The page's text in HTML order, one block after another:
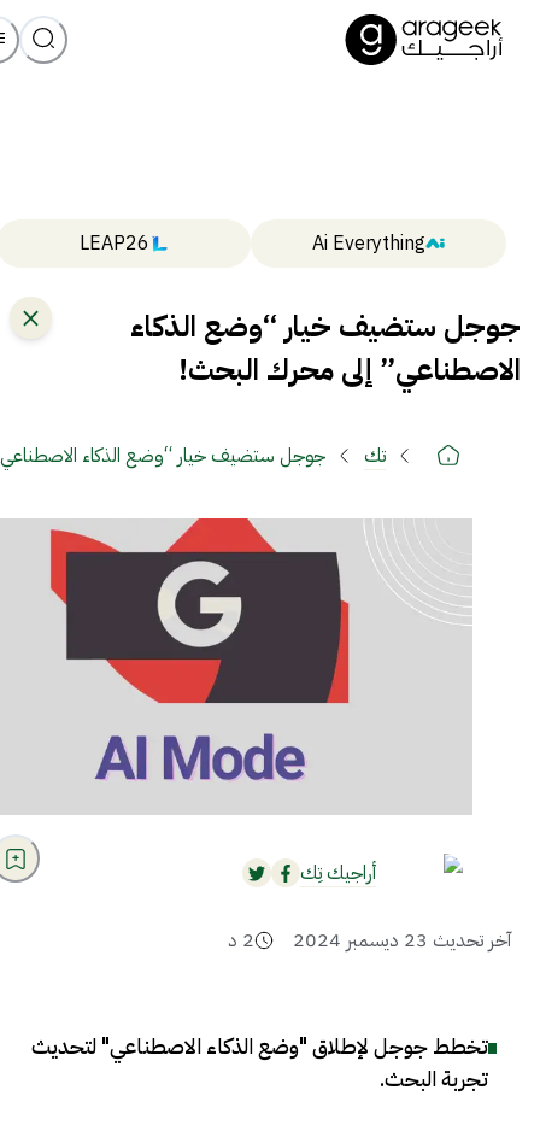
Ai Everything
LEAP26
جوجل ستضيف خيار “وضع الذكاء
الاصطناعي” إلى محرك البحث!
تك جوجل ستضيف خيار “وضع الذكاء
أراجيك تِك
آخر تحديث 23 ديسمبر 2024 2 د
تخطط جوجل لإطلاق "وضع الذكاء الاصطناعي" لتحديث
تجربة البحث.